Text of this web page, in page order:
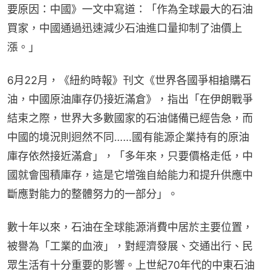
要原因：中國》一文中寫道：「作為全球最大的石油
買家，中國通過迅速減少石油進口量抑制了油價上
漲。」
6月22月，《紐約時報》刊文《世界各國爭相搶購石
油，中國原油庫存仍接近滿倉》，指出「在伊朗戰爭
結束之際，世界大多數國家的石油儲備已經告急，而
中國的境況則迥然不同……國有能源企業持有的原油
庫存依然接近滿倉」，「多年來，只要價格走低，中
國就會囤積庫存，這是它增強自給能力和提升供應中
斷應對能力的整體努力的一部分」。
數十年以來，石油在全球能源消費中居於主要位置，
被譽為「工業的血液」，對經濟發展、交通出行、民
眾生活有十分重要的影響。上世紀70年代的中東石油